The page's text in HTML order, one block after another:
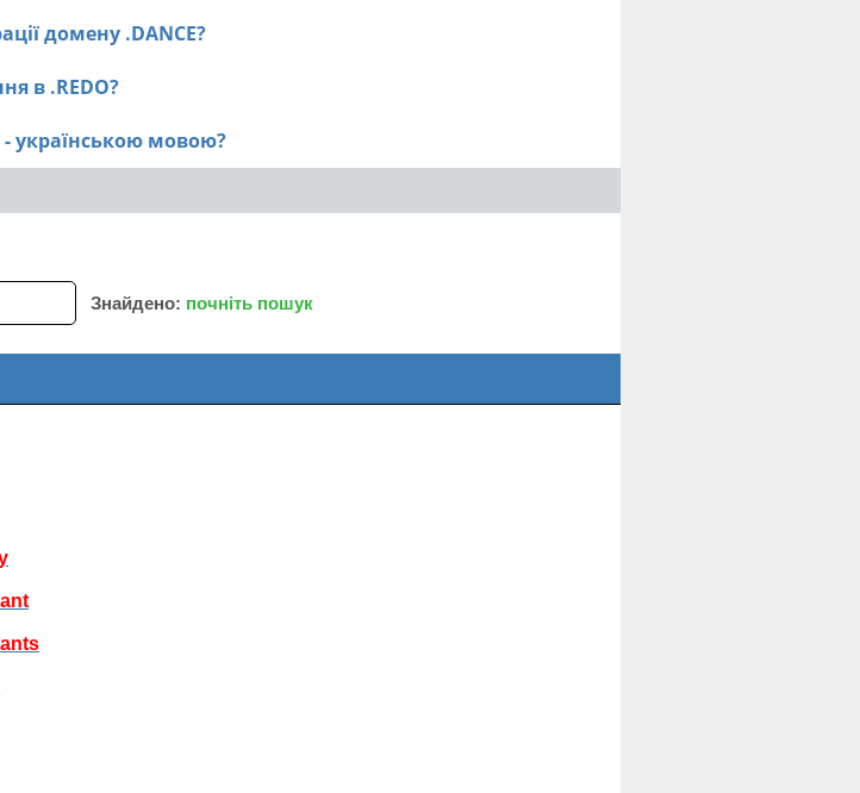
домену .DANCE?
в .REDO?
українською мовою?
Знайдено: почніть пошук